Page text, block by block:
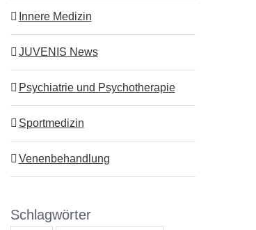
Innere Medizin
JUVENIS News
Psychiatrie und Psychotherapie
Sportmedizin
Venenbehandlung
Schlagwörter